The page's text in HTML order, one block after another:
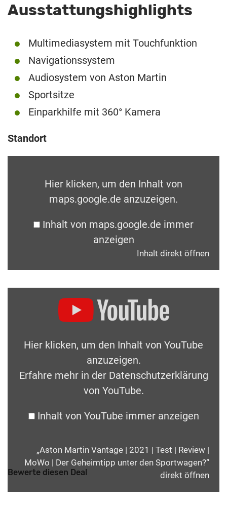
Ausstattungshighlights
Multimediasystem mit Touchfunktion
Navigationssystem
Audiosystem von Aston Martin
Sportsitze
Einparkhilfe mit 360° Kamera
Standort
Hier klicken, um den Inhalt von
maps.google.de anzuzeigen.
Inhalt von maps.google.de immer
anzeigen
Inhalt direkt öffnen
Hier klicken, um den Inhalt von YouTube
anzuzeigen.
Erfahre mehr in der Datenschutzerklärung
von YouTube.
Inhalt von YouTube immer anzeigen
„Aston Martin Vantage | 2021 | Test | Review |
MoWo | Der Geheimtipp unter den Sportwagen?“
direkt öffnen
Bewerte diesen Deal